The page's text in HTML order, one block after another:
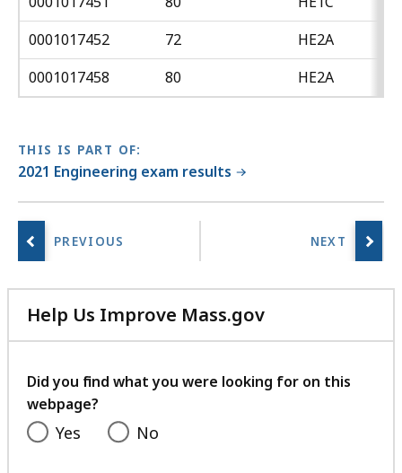
0001017452
72
HE2A
0001017458
80 HE2A
THIS IS PART OF:
2021 Engineering exam results
Help Us Improve Mass.gov
with
feedback
Did you find what you were looking for on this
webpage?
Yes No